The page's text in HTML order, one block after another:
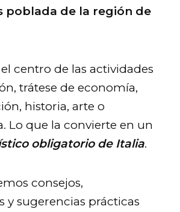
poblada de la región de
centro de las actividades
trátese de economía,
historia, arte o
Lo que la convierte en un
obligatorio de Italia.
consejos,
y sugerencias prácticas